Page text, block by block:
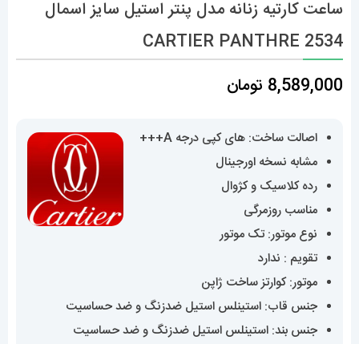
ساعت کارتیه زنانه مدل پنتر استیل سایز اسمال
CARTIER PANTHRE 2534
8,589,000 تومان
اصالت ساخت: های کپی درجه A+++
مشابه نسخه اورجینال
رده کلاسیک و کژوال
مناسب روزمرگی
نوع موتور: تک موتور
تقویم : ندارد
موتور: کوارتز ساخت ژاپن
جنس قاب: استینلس استیل ضدزنگ و ضد حساسیت
جنس بند: استینلس استیل ضدزنگ و ضد حساسیت